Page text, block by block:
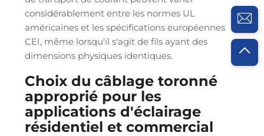
considérablement entre les normes UL
américaines et les spécifications européennes
CEI, même lorsqu'il s'agit de fils ayant des
dimensions physiques identiques.
Choix du câblage toronné
approprié pour les
applications d'éclairage
résidentiel et commercial